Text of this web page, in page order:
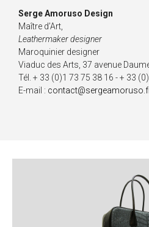
Serge Amoruso Design
Maître d’Art,
Leathermaker designer
Maroquinier designer
Viaduc des Arts, 37 avenue
Tél. + 33 (0)1 73 75 38 16 - + 33
E-mail :